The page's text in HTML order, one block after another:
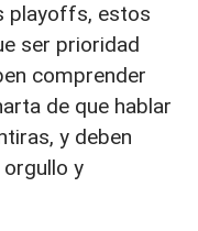
playoffs, estos
ser prioridad
comprender
de que hablar
y deben
y